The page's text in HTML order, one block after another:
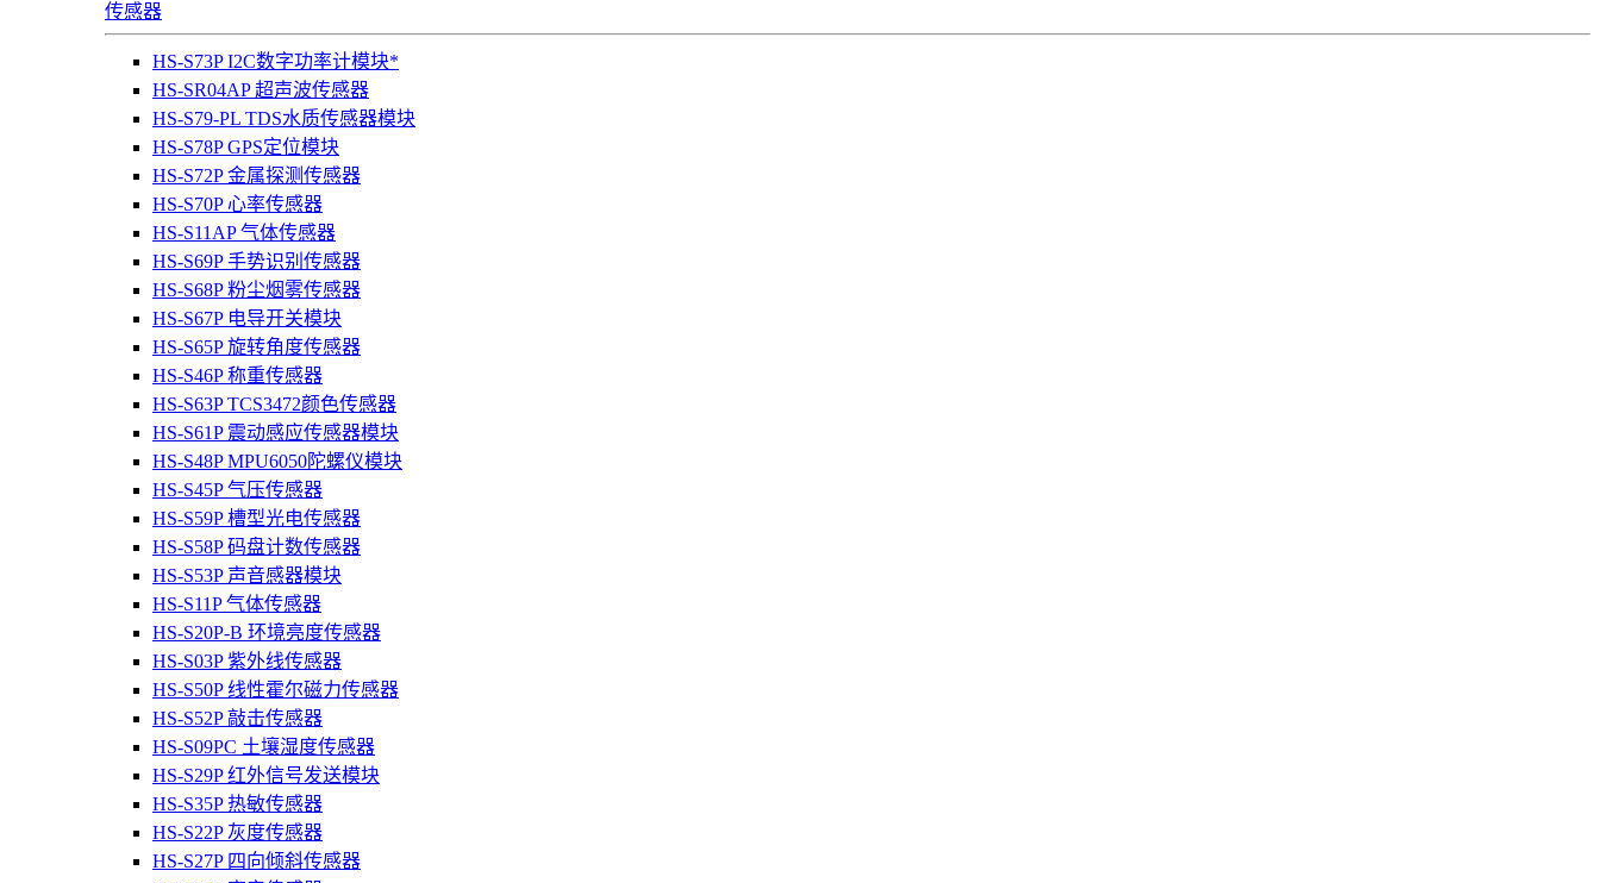
传感器
HS-S73P I2C数字功率计模块*
HS-SR04AP 超声波传感器
HS-S79-PL TDS水质传感器模块
HS-S78P GPS定位模块
HS-S72P 金属探测传感器
HS-S70P 心率传感器
HS-S11AP 气体传感器
HS-S69P 手势识别传感器
HS-S68P 粉尘烟雾传感器
HS-S67P 电导开关模块
HS-S65P 旋转角度传感器
HS-S46P 称重传感器
HS-S63P TCS3472颜色传感器
HS-S61P 震动感应传感器模块
HS-S48P MPU6050陀螺仪模块
HS-S45P 气压传感器
HS-S59P 槽型光电传感器
HS-S58P 码盘计数传感器
HS-S53P 声音感器模块
HS-S11P 气体传感器
HS-S20P-B 环境亮度传感器
HS-S03P 紫外线传感器
HS-S50P 线性霍尔磁力传感器
HS-S52P 敲击传感器
HS-S09PC 土壤湿度传感器
HS-S29P 红外信号发送模块
HS-S35P 热敏传感器
HS-S22P 灰度传感器
HS-S27P 四向倾斜传感器